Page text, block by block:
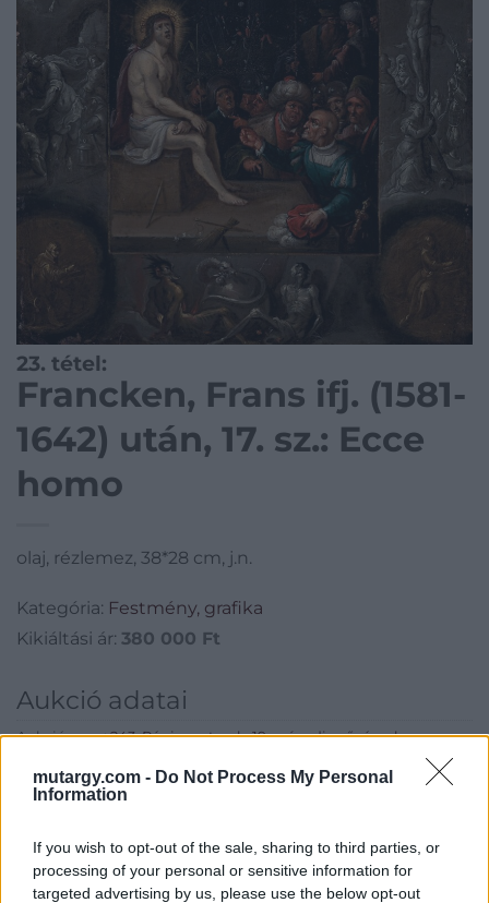
mutargy.com - Do Not Process My Personal
Information
If you wish to opt-out of the sale, sharing to third parties, or
processing of your personal or sensitive information for
targeted advertising by us, please use the below opt-out
23. tétel:
Francken, Frans ifj. (1581-
1642) után, 17. sz.: Ecce
homo
olaj, rézlemez, 38*28 cm, j.n.
Kategória: Festmény, grafika
Kikiáltási ár: 380 000 Ft
Aukció adatai
Aukció neve:243. Régi mesterek, 19. századi művészek
Aukció dátuma: 2019.05.28
Aukció ideje: 17:00
Tételszám: 23